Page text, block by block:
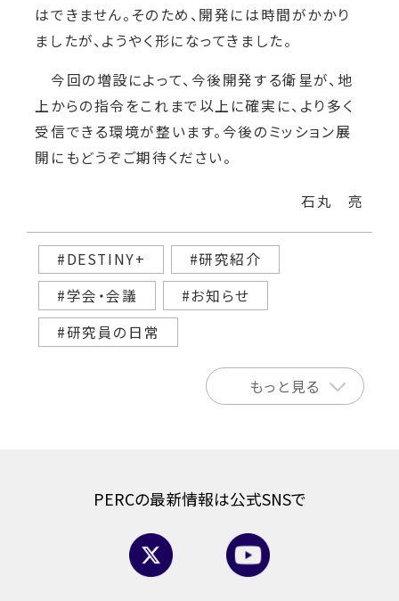
はできません。そのため、開発には時間がかかり
ましたが、ようやく形になってきました。
今回の増設によって、今後開発する衛星が、地
上からの指令をこれまで以上に確実に、より多く
受信できる環境が整います。今後のミッション展
開にもどうぞご期待ください。
石丸 亮
#DESTINY+
#研究紹介
#学会・会議
#お知らせ
#研究員の日常
もっと見る
PERCの最新情報は公式SNSで